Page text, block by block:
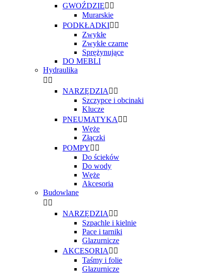
GWOŹDZIE 
Murarskie
PODKŁADKI 
Zwykłe
Zwykłe czarne
Sprężynujące
DO MEBLI
Hydraulika
 
NARZĘDZIA  
Szczypce i obcinaki
Klucze
PNEUMATYKA  
Węże
Złączki
POMPY 
Do ścieków
Do wody
Węże
Akcesoria
Budowlane
 
NARZĘDZIA  
Szpachle i kielnie
Pace i tarniki
Glazurnicze
AKCESORIA  
Taśmy i folie
Glazurnicze